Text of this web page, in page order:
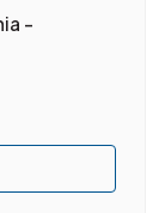
-